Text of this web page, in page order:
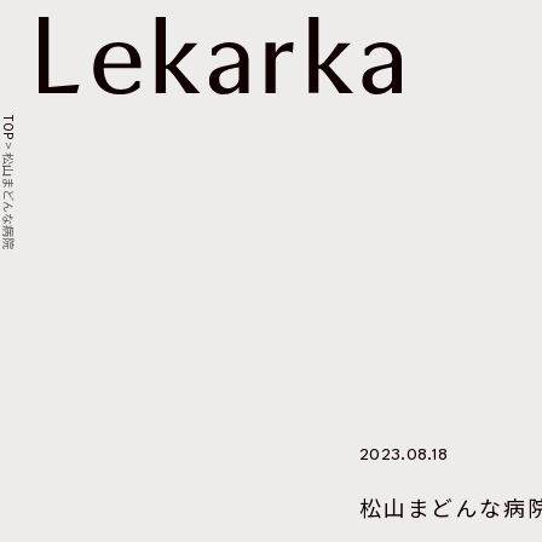
TOP
>
松山まどんな病院
2023.08.18
松山まどんな病